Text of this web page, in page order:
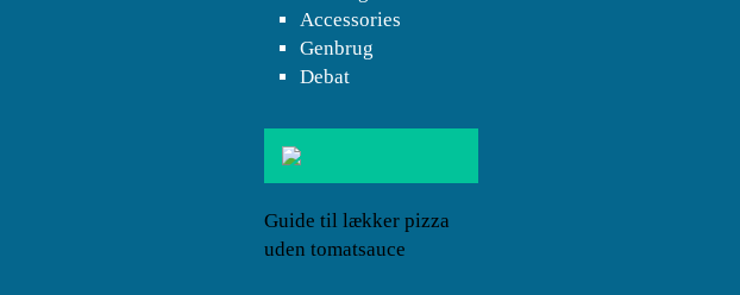
Accessories
Genbrug
Debat
Guide til lækker pizza
uden tomatsauce